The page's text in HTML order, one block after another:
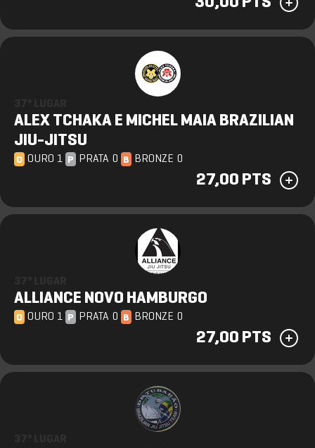
ALEX TCHAKA E MICHEL MAIA BRAZILIAN
JIU-JITSU
O OURO 1 P PRATA 0 B BRONZE 0
27,00 PTS
ALLIANCE NOVO HAMBURGO
O OURO 1 P PRATA 0 B BRONZE 0
27,00 PTS